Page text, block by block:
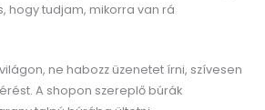
hogy tudjam, mikorra van rá
ne habozz üzenetet írni, szívesen
A shopon szereplő búrák